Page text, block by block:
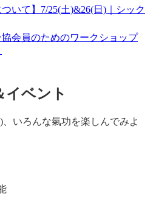
ついて】7/25(土)&26(日)｜シック
会員のためのワークショップ
イベント
)、いろんな氣功を楽しんでみよ